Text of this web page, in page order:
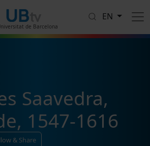
de Barcelona
EN
Saavedra,
1547-1616
& Share